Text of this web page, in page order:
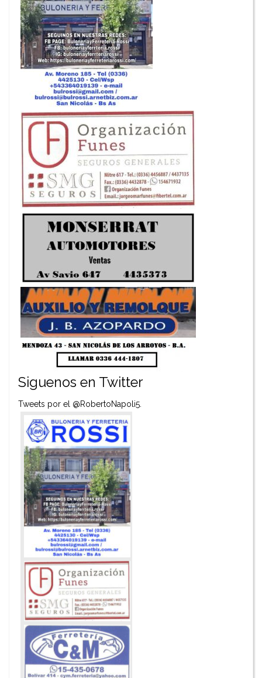
Siguenos en Twitter
Tweets por el @RobertoNapoli5.